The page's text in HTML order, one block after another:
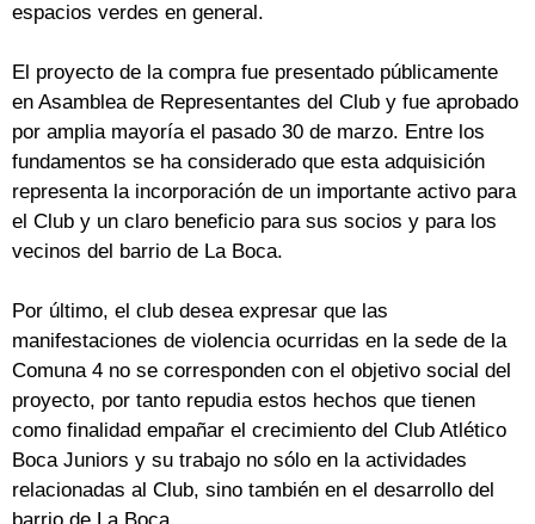
espacios verdes en general.
El proyecto de la compra fue presentado públicamente
en Asamblea de Representantes del Club y fue aprobado
por amplia mayoría el pasado 30 de marzo. Entre los
fundamentos se ha considerado que esta adquisición
representa la incorporación de un importante activo para
el Club y un claro beneficio para sus socios y para los
vecinos del barrio de La Boca.
Por último, el club desea expresar que las
manifestaciones de violencia ocurridas en la sede de la
Comuna 4 no se corresponden con el objetivo social del
proyecto, por tanto repudia estos hechos que tienen
como finalidad empañar el crecimiento del Club Atlético
Boca Juniors y su trabajo no sólo en la actividades
relacionadas al Club, sino también en el desarrollo del